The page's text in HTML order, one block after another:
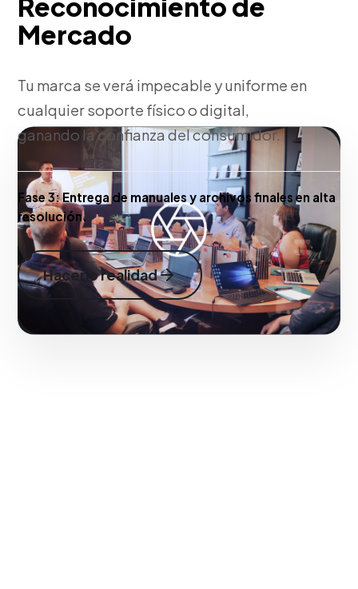
Reconocimiento de
Mercado
Tu marca se verá impecable y uniforme en
cualquier soporte físico o digital,
ganando la confianza del consumidor.
Fase 3:Entrega de manuales y archivos finales en alta
resolución.
Hacerlo realidad